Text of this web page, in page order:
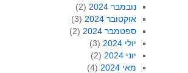
נובמבר 2024
(2)
אוקטובר 2024
(3)
ספטמבר 2024
(2)
יולי 2024
(3)
יוני 2024
(2)
מאי 2024
(4)